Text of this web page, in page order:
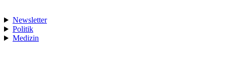
Newsletter
Politik
Medizin